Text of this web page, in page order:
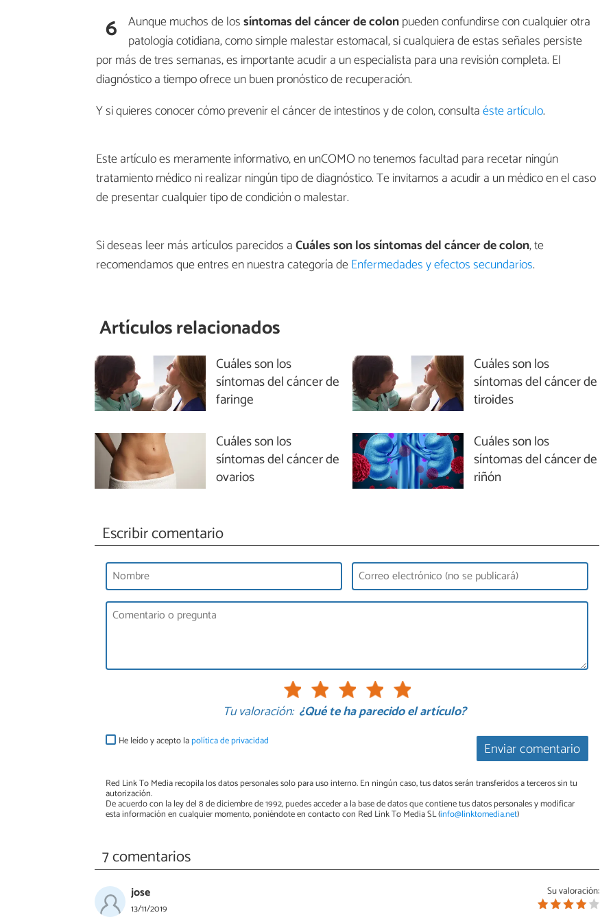
6 Aunque muchos de lossíntomas del cáncer de colonpueden confundirse con cualquier otra
patología cotidiana, como simple malestar estomacal, si cualquiera de estas señales persiste
por más de tres semanas, es importante acudir a un especialista para una revisión completa. El
diagnóstico a tiempo ofrece un buen pronóstico de recuperación.
Y si quieres conocer cómo prevenir el cáncer de intestinos y de colon, consultaéste artículo.
Este artículo es meramente informativo, en unCOMO no tenemos facultad para recetar ningún
tratamiento médico ni realizar ningún tipo de diagnóstico. Te invitamos a acudir a un médico en el caso
de presentar cualquier tipo de condición o malestar.
Si deseas leer más artículos parecidos aCuáles son los síntomas del cáncer de colon, te
recomendamos que entres en nuestra categoría deEnfermedades y efectos secundarios.
Artículos relacionados
Cuáles son los
síntomas del cáncer de
faringe
Cuáles son los
síntomas del cáncer de
tiroides
Cuáles son los
síntomas del cáncer de
ovarios
Cuáles son los
síntomas del cáncer de
riñón
Escribir comentario
Tu valoración: ¿Qué te ha parecido el artículo?
Enviar comentario
He leído y acepto lapolítica de privacidad
Red Link To Media recopila los datos personales solo para uso interno. En ningún caso, tus datos serán transferidos a terceros sin tu
autorización.
De acuerdo con la ley del 8 de diciembre de 1992, puedes acceder a la base de datos que contiene tus datos personales y modificar
esta información en cualquier momento, poniéndote en contacto con Red Link To Media SL (info@linktomedia.net)
7 comentarios
Su valoración:
jose
13/11/2019